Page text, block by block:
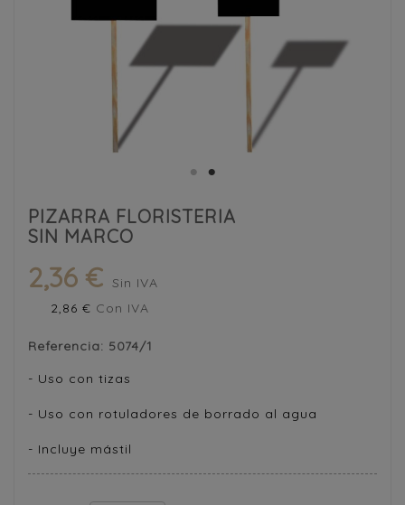
PIZARRA FLORISTERIA
SIN MARCO
2,36 € Sin IVA
2,86 € Con IVA
Referencia: 5074/1
- Uso con tizas
- Uso con rotuladores de borrado al agua
- Incluye mástil